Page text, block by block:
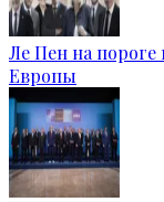
Ле Пен на пороге
Европы